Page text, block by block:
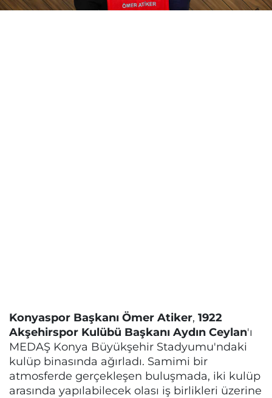
Konyaspor Başkanı Ömer Atiker, 1922
Akşehirspor Kulübü Başkanı Aydın Ceylan'ı
MEDAŞ Konya Büyükşehir Stadyumu'ndaki
kulüp binasında ağırladı. Samimi bir
atmosferde gerçekleşen buluşmada, iki kulüp
arasında yapılabilecek olası iş birlikleri üzerine